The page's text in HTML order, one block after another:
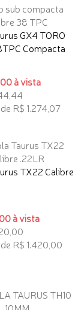
GX4 TORO
Compacta
à vista
R$ 1.274,07
TX22 Calibre
à vista
R$ 1.420,00